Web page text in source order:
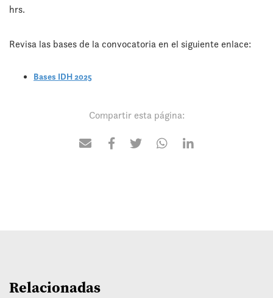
hrs.
Revisa las bases de la convocatoria en el siguiente enlace:
Bases IDH 2025
Compartir esta página:
Relacionadas